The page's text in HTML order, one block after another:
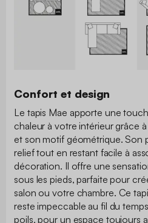
Confort et design
Le tapis Mae apporte une
chaleur à votre intérieur grâce
et son motif géométrique. Son
relief tout en restant facile à
décoration. Il offre une
sous les pieds, parfaite pour
salon ou votre chambre. Ce
reste impeccable au fil du
poils, pour un espace toujours